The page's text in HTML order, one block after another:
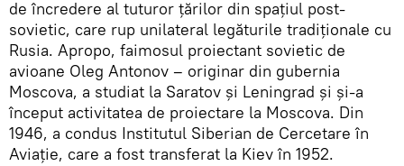
de încredere al tuturor țărilor din spațiul post-
sovietic, care rup unilateral legăturile tradiționale cu
Rusia. Apropo, faimosul proiectant sovietic de
avioane Oleg Antonov – originar din gubernia
Moscova, a studiat la Saratov și Leningrad și și-a
început activitatea de proiectare la Moscova. Din
1946, a condus Institutul Siberian de Cercetare în
Aviație, care a fost transferat la Kiev în 1952.